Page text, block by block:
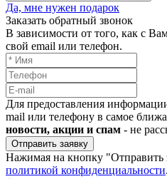
Да, мне нужен подарок
Заказать обратный звонок
В зависимости от того, как с
свой email или телефон.
Для предоставления
mail или телефону в самое
новости, акции и спам - не
Отправить заявку
Нажимая на кнопку "Отправить
политикой конфиденциальности.